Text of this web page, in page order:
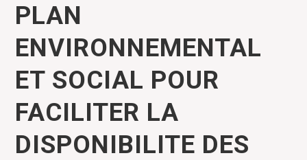
PLAN
ENVIRONNEMENTAL
ET SOCIAL POUR
FACILITER LA
DISPONIBILITE DES